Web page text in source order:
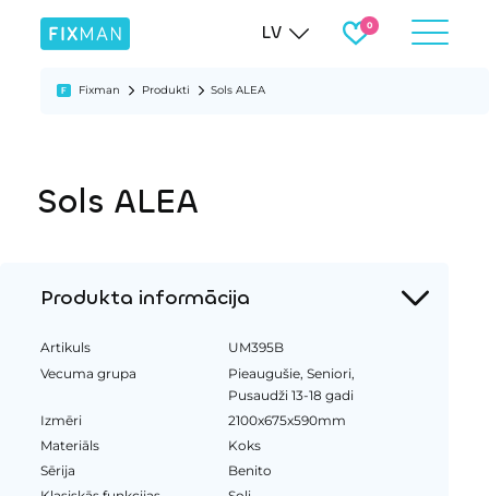
LV
Fixman Produkti Sols ALEA
Sols ALEA
Produkta informācija
Artikuls
UM395B
Vecuma grupa
Pieaugušie, Seniori,
Pusaudži 13-18 gadi
Izmēri
2100x675x590mm
Materiāls
Koks
Sērija
Benito